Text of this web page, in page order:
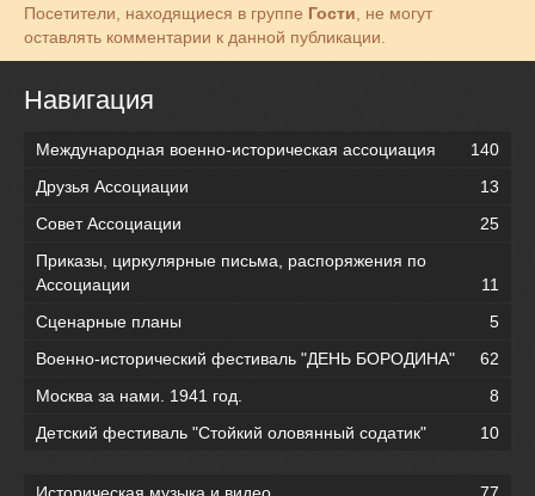
Посетители, находящиеся в группе Гости , не могут
оставлять комментарии к данной публикации.
Навигация
Международная военно-историческая ассоциация
140
Друзья Ассоциации
13
Совет Ассоциации
25
Приказы, циркулярные письма, распоряжения по
Ассоциации
11
Сценарные планы
5
Военно-исторический фестиваль "ДЕНЬ БОРОДИНА"
62
Москва за нами. 1941 год.
8
Детский фестиваль "Стойкий оловянный содатик"
10